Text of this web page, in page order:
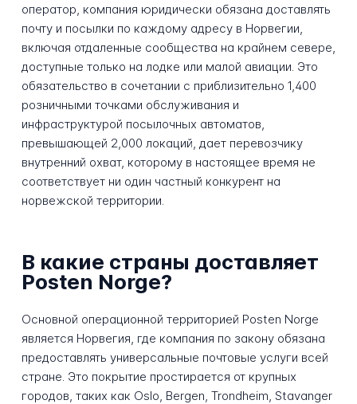
оператор, компания юридически обязана доставлять
почту и посылки по каждому адресу в Норвегии,
включая отдаленные сообщества на крайнем севере,
доступные только на лодке или малой авиации. Это
обязательство в сочетании с приблизительно 1,400
розничными точками обслуживания и
инфраструктурой посылочных автоматов,
превышающей 2,000 локаций, дает перевозчику
внутренний охват, которому в настоящее время не
соответствует ни один частный конкурент на
норвежской территории.
В какие страны доставляет
Posten Norge?
Основной операционной территорией Posten Norge
является Норвегия, где компания по закону обязана
предоставлять универсальные почтовые услуги всей
стране. Это покрытие простирается от крупных
городов, таких как Oslo, Bergen, Trondheim, Stavanger